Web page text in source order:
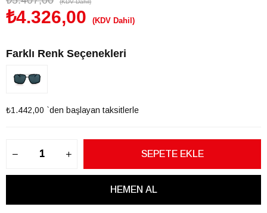
(KDV Dahil)
₺4.326,00 (KDV Dahil)
Farklı Renk Seçenekleri
₺1.442,00 `den başlayan taksitlerle